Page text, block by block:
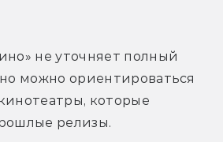
не уточняет полный
можно ориентироваться
которые
релизы.